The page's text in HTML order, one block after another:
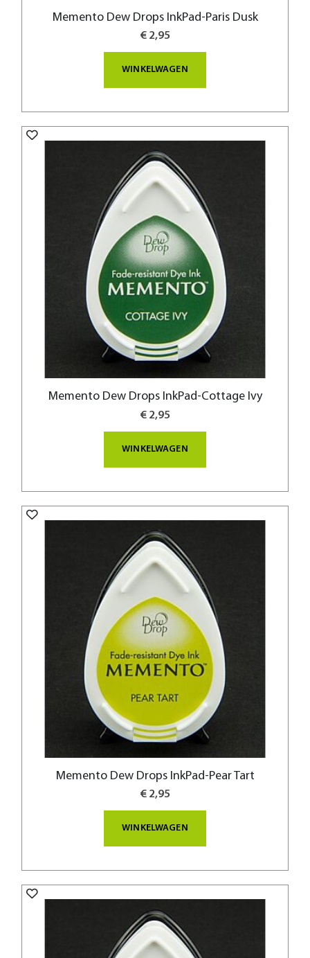
Memento Dew Drops InkPad-Paris Dusk
€ 2,95
WINKELWAGEN
Memento Dew Drops InkPad-Cottage Ivy
€ 2,95
WINKELWAGEN
Memento Dew Drops InkPad-Pear Tart
€ 2,95
WINKELWAGEN